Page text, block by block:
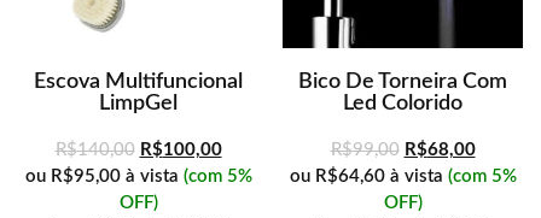
Escova Multifuncional
LimpGel
R$140,00 R$100,00
ou R$95,00 à vista (com 5%
OFF)
Bico De Torneira Com
Led Colorido
R$99,00 R$68,00
ou R$64,60 à vista (com 5%
OFF)